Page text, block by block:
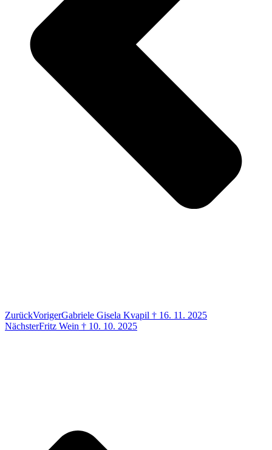
ZurückVorigerGabriele Gisela Kvapil † 16. 11. 2025
NächsterFritz Wein † 10. 10. 2025